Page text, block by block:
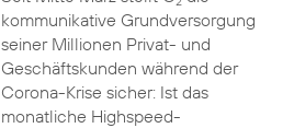
kommunikative Grundversorgung
seiner Millionen Privat- und
Geschäftskunden während der
Corona-Krise sicher: Ist das
monatliche Highspeed-